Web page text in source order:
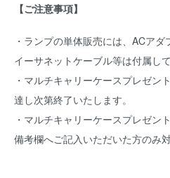
【ご注意事項】
・ランプの単体販売には、ACアダ
イーサネットケーブル等は付属し
・マルチキャリーケースプレゼン
達し次第終了いたします。
・マルチキャリーケースプレゼン
備考欄へご記入いただいた方のみ対